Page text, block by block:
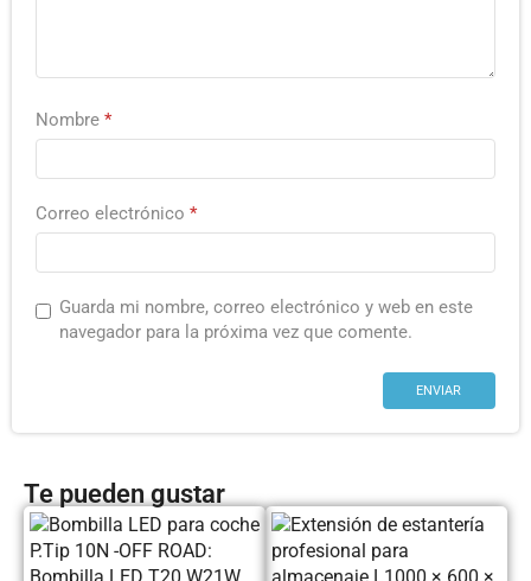
Nombre *
Correo electrónico *
Guarda mi nombre, correo electrónico y web en este
navegador para la próxima vez que comente.
Te pueden gustar